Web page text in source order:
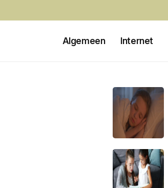
Algemeen Internet